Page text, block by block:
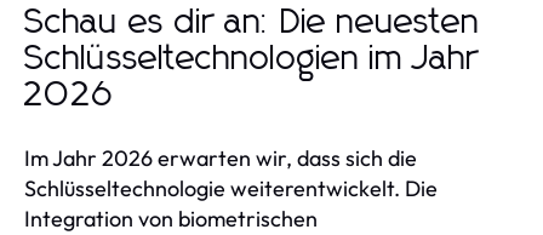
Schau es dir an: Die neuesten
Schlüsseltechnologien im Jahr
2026
Im Jahr 2026 erwarten wir, dass sich die
Schlüsseltechnologie weiterentwickelt. Die
Integration von biometrischen